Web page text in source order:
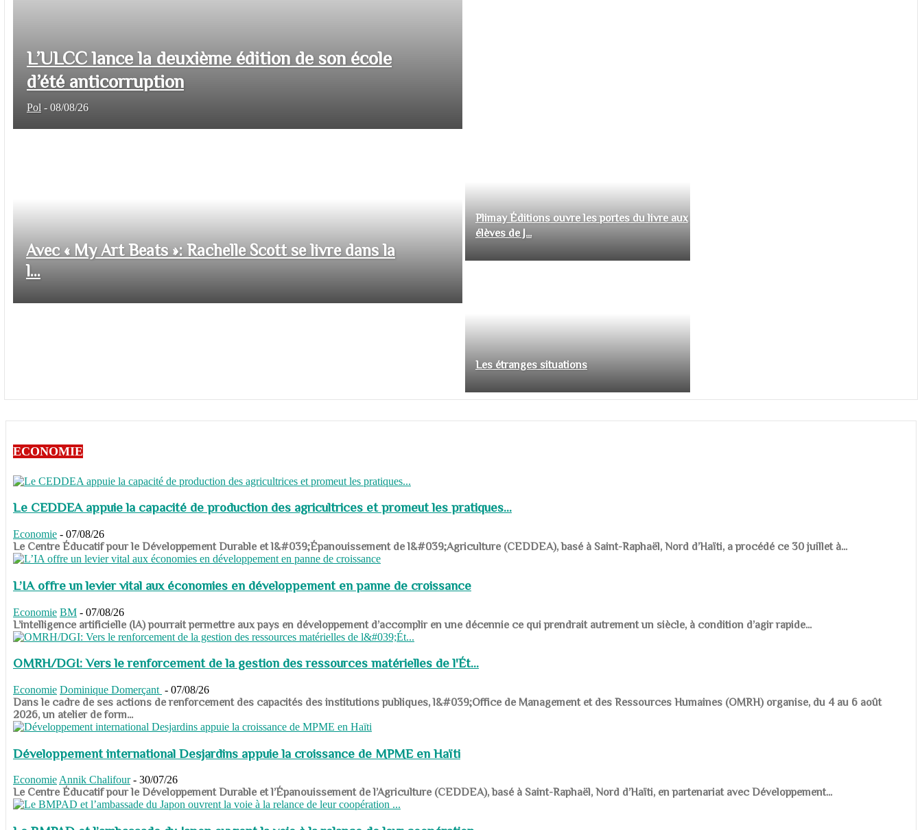
L’ULCC lance la deuxième édition de son école
d’été anticorruption
Pol - 08/08/26
Avec « My Art Beats »: Rachelle Scott se livre dans la
l...
Plimay Éditions ouvre les portes du livre aux
élèves de J...
Les étranges situations
ECONOMIE
Le CEDDEA appuie la capacité de production des agricultrices et promeut les pratiques...
Economie - 07/08/26
​​​​​​​Le Centre Éducatif pour le Développement Durable et l&#039;Épanouissement de l&#039;Agriculture (CEDDEA), basé à Saint-Raphaël, Nord d’Haïti, a procédé ce 30 juillet à...
L’IA offre un levier vital aux économies en développement en panne de croissance
Economie BM - 07/08/26
​​​​​​​L’intelligence artificielle (IA) pourrait permettre aux pays en développement d’accomplir en une décennie ce qui prendrait autrement un siècle, à condition d’agir rapide...
OMRH/DGI: Vers le renforcement de la gestion des ressources matérielles de l'Ét...
Economie Dominique Domerçant - 07/08/26
Dans le cadre de ses actions de renforcement des capacités des institutions publiques, l&#039;Office de Management et des Ressources Humaines (OMRH) organise, du 4 au 6 août
2026, un atelier de form...
Développement international Desjardins appuie la croissance de MPME en Haïti
Economie Annik Chalifour - 30/07/26
​​​​​​​Le Centre Éducatif pour le Développement Durable et l’Épanouissement de l’Agriculture (CEDDEA), basé à Saint-Raphaël, Nord d’Haïti, en partenariat avec Développement...